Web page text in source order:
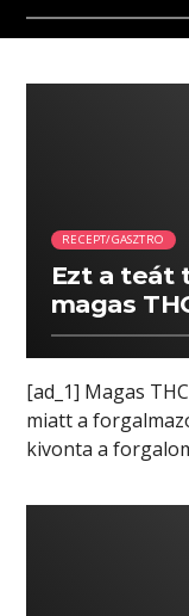
RECEPT/GASZTRO
Ezt a teát
magas
[ad_1] Magas
miatt a
kivonta a